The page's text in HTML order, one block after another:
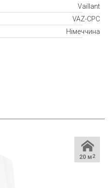
Vaillant
VAZ-CPC
Німеччина
20 м2